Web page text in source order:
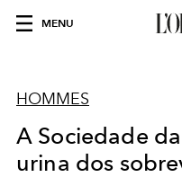
MENU
HOMMES
A Sociedade
urina dos